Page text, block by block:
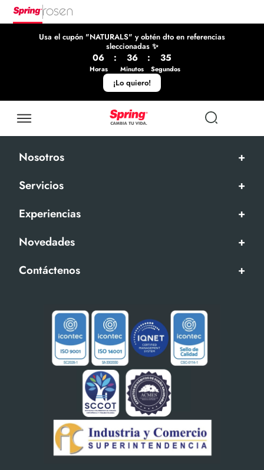
Usa el cupón "NATURALS" y obtén dto en referencias
sleccionadas ✨
06
Horas
: 36
Minutos
: 35
Segundos
¡Lo quiero!
Nosotros
+
Servicios
+
Experiencias
+
Novedades
+
Contáctenos
+